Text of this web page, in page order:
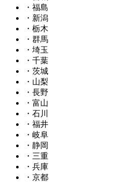
・福島
・新潟
・栃木
・群馬
・埼玉
・千葉
・茨城
・山梨
・長野
・富山
・石川
・福井
・岐阜
・静岡
・三重
・兵庫
・京都